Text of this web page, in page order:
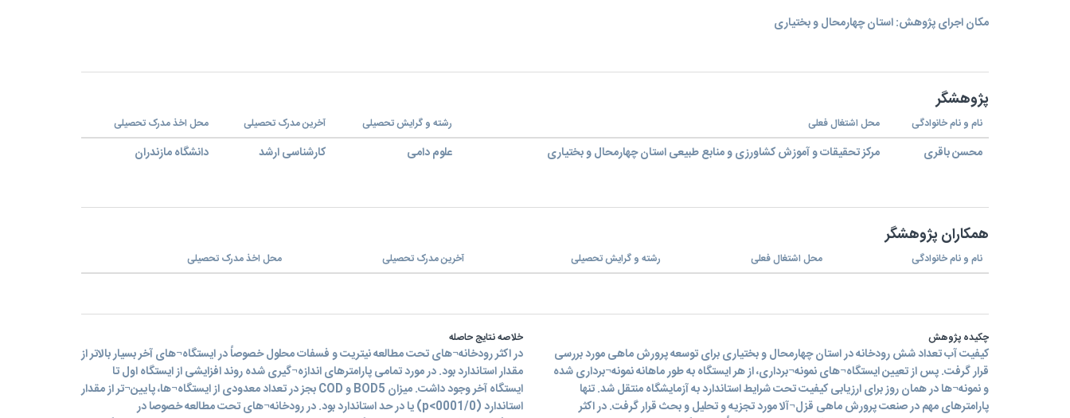
مکان اجرای پژوهش: استان چهارمحال و بختیاری
پژوهشگر
نام و نام خانوادگی محل اشتغال فعلی رشته و گرایش تحصیلی آخرین مدرک تحصیلی محل اخذ مدرک تحصیلی
محسن باقری مرکز تحقیقات و آموزش کشاورزی و منابع طبیعی استان چهارمحال و بختیاری علوم دامی کارشناسی ارشد دانشگاه مازندران
همکاران پژوهشگر
نام و نام خانوادگی محل اشتغال فعلی رشته و گرایش تحصیلی آخرین مدرک تحصیلی محل اخذ مدرک تحصیلی
چکیده پژوهش
کیفیت آب تعداد شش رودخانه در استان چهارمحال و بختیاری برای توسعه پرورش ماهی مورد بررسی
قرار گرفت. پس از تعیین ایستگاه¬های نمونه¬برداری، از هر ایستگاه به طور ماهانه نمونه¬برداری شده
و نمونه¬ها در همان روز برای ارزیابی کیفیت تحت شرایط استاندارد به آزمایشگاه منتقل شد. تنها
پارامترهای مهم در صنعت پرورش ماهی قزل¬آلا مورد تجزیه و تحلیل و بحث قرار گرفت. در اکثر
خلاصه نتایج حاصله
در اکثر رودخانه¬های تحت مطالعه نیتریت و فسفات محلول خصوصاً در ایستگاه¬های آخر بسیار بالاتر از
مقدار استاندارد بود. در مورد تمامی پارامترهای اندازه¬گیری شده روند افزایشی از ایستگاه اول تا
ایستگاه آخر وجود داشت. میزان BOD5 و COD بجز در تعداد معدودی از ایستگاه¬ها، پایین¬تر از مقدار
استاندارد (0001/0>p) یا در حد استاندارد بود. در رودخانه¬های تحت مطالعه خصوصا در